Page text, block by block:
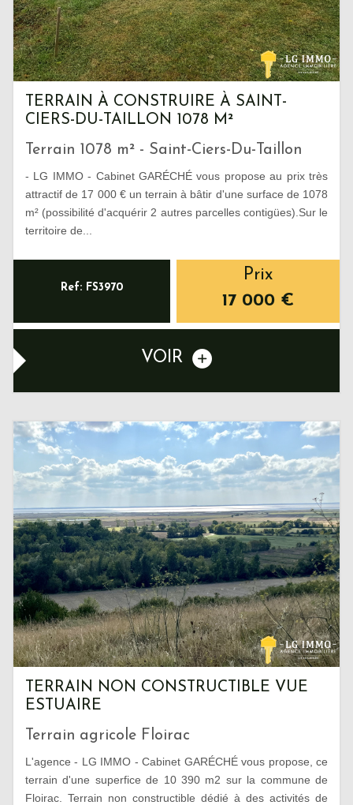
TERRAIN À CONSTRUIRE À SAINT-
CIERS-DU-TAILLON 1078 M²
Terrain 1078 m² - Saint-Ciers-Du-Taillon
- LG IMMO - Cabinet GARÉCHÉ vous propose au prix très
attractif de 17 000 € un terrain à bâtir d'une surface de 1078
m² (possibilité d'acquérir 2 autres parcelles contigües).Sur le
territoire de...
Ref: FS3970
Prix
17 000 €
VOIR
TERRAIN NON CONSTRUCTIBLE VUE
ESTUAIRE
Terrain agricole Floirac
L'agence - LG IMMO - Cabinet GARÉCHÉ vous propose, ce
terrain d'une superfice de 10 390 m2 sur la commune de
Floirac. Terrain non constructible dédié à des activités de